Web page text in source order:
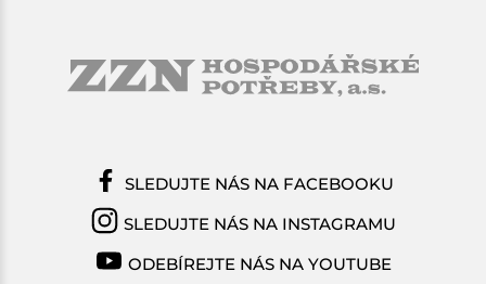
SLEDUJTE NÁS NA FACEBOOKU
SLEDUJTE NÁS NA INSTAGRAMU
ODEBÍREJTE NÁS NA YOUTUBE